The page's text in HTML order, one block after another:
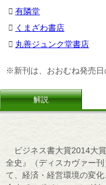
有隣堂
くまざわ書店
丸善ジュンク堂書店
※新刊は、おおむね発売
解説
ビジネス書大賞2014大
全史』（ディスカヴァー
て、経済・経営環境の変